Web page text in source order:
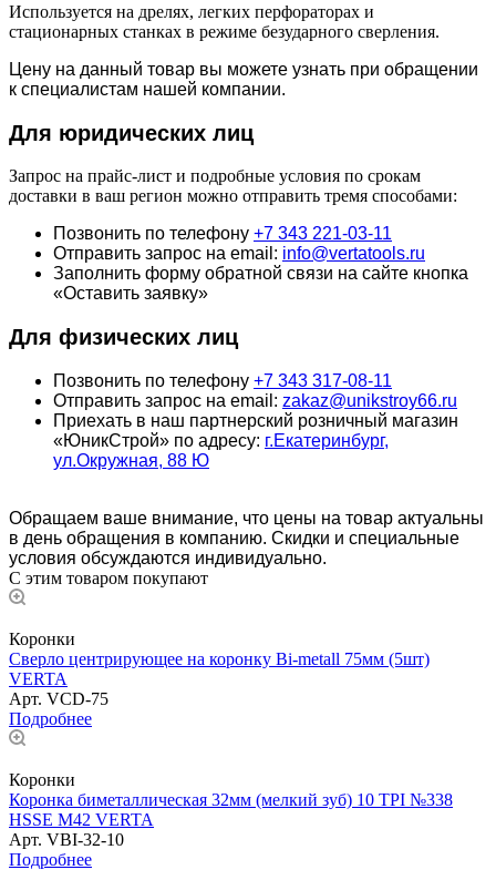
Используется на дрелях, легких перфораторах и
стационарных станках в режиме безударного сверления.
Цену на данный товар вы можете узнать при обращении
к специалистам нашей компании.
Для юридических лиц
Запрос на прайс-лист и подробные условия по срокам
доставки в ваш регион можно отправить тремя способами:
Позвонить по телефону +7 343 221-03-11
Отправить запрос на email: info@vertatools.ru
Заполнить форму обратной связи на сайте кнопка
«Оставить заявку»
Для физических лиц
Позвонить по телефону +7 343 317-08-11
Отправить запрос на email: zakaz@unikstroy66.ru
Приехать в наш партнерский розничный магазин
«ЮникСтрой» по адресу: г.Екатеринбург,
ул.Окружная, 88 Ю
Обращаем ваше внимание, что цены на товар актуальны
в день обращения в компанию. Скидки и специальные
условия обсуждаются индивидуально.
С этим товаром покупают
Коронки
Сверло центрирующее на коронку Bi-metall 75мм (5шт)
VERTA
Арт. VCD-75
Подробнее
Коронки
Коронка биметаллическая 32мм (мелкий зуб) 10 TPI №338
HSSE М42 VERTA
Арт. VBI-32-10
Подробнее